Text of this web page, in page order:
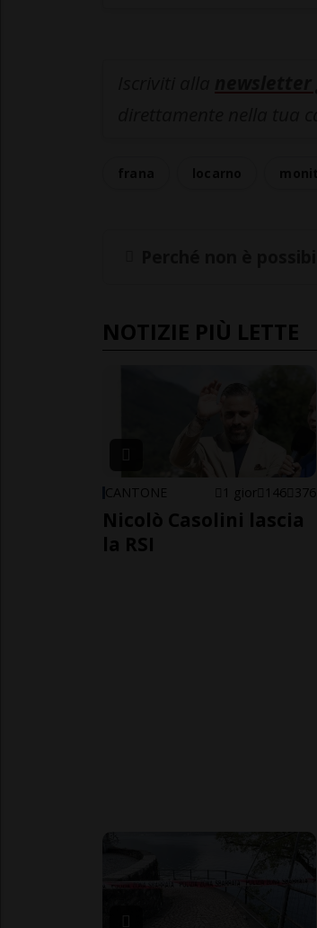
NOTIZIE PIÙ LETTE
CANTONE 1 gior 146 376
Nicolò Casolini lascia
la RSI